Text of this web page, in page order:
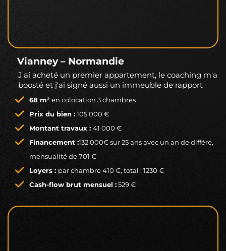
Vianney – Normandie
J'ai acheté un premier appartement, le coaching m'a
boosté et j'ai signé aussi un immeuble de rapport
68 m² en colocation 3 chambres
Prix du bien :105 000 €
Montant travaux : 41 000 €
Financement :132 000€ sur 25 ans avec un an de différé,
mensualité de 701 €
Loyers : par chambre 410 €, total : 1230 €
Cash-flow brut mensuel :529 €